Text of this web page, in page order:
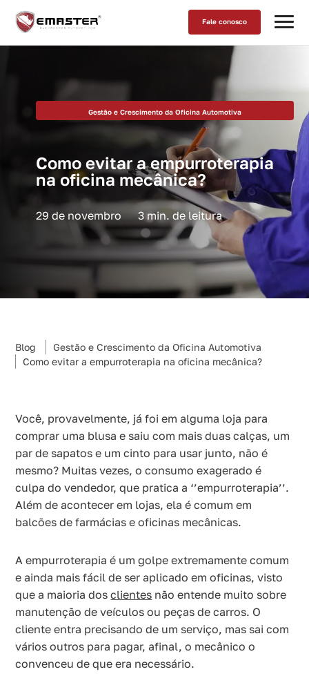
Fale conosco
Gestão e Crescimento da Oficina Automotiva
Como evitar a empurroterapia
na oficina mecânica?
29 de novembro 3 min. de leitura
Blog
Gestão e Crescimento da Oficina Automotiva
Como evitar a empurroterapia na oficina mecânica?
Você, provavelmente, já foi em alguma loja para
comprar uma blusa e saiu com mais duas calças, um
par de sapatos e um cinto para usar junto, não é
mesmo? Muitas vezes, o consumo exagerado é
culpa do vendedor, que pratica a ‘’empurroterapia’’.
Além de acontecer em lojas, ela é comum em
balcões de farmácias e oficinas mecânicas.
A empurroterapia é um golpe extremamente comum
e ainda mais fácil de ser aplicado em oficinas, visto
que a maioria dosclientes não entende muito sobre
manutenção de veículos ou peças de carros. O
cliente entra precisando de um serviço, mas sai com
vários outros para pagar, afinal, o mecânico o
convenceu de que era necessário.